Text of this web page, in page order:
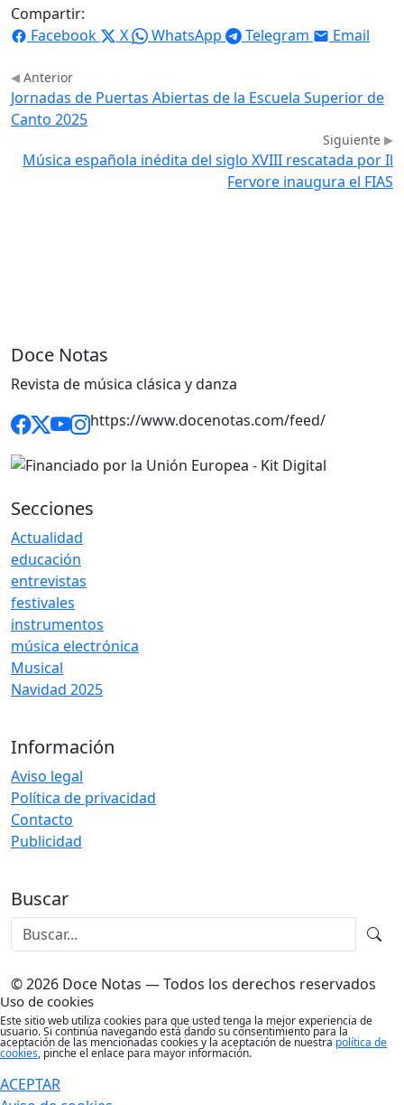
Compartir:
Facebook
X WhatsApp Telegram Email
Anterior
Jornadas de Puertas Abiertas de la Escuela Superior de
Canto 2025
Siguiente
Música española inédita del siglo XVIII rescatada por Il
Fervore inaugura el FIAS
Doce Notas
Revista de música clásica y danza
https://www.docenotas.com/feed/
Secciones
Actualidad
educación
entrevistas
festivales
instrumentos
música electrónica
Musical
Navidad 2025
Información
Aviso legal
Política de privacidad
Contacto
Publicidad
Buscar
© 2026 Doce Notas — Todos los derechos reservados
Uso de cookies
Este sitio web utiliza cookies para que usted tenga la mejor experiencia de
usuario. Si continúa navegando está dando su consentimiento para la
aceptación de las mencionadas cookies y la aceptación de nuestra política de
cookies, pinche el enlace para mayor información.
ACEPTAR